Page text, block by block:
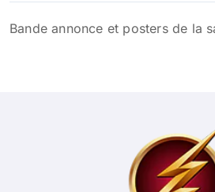
Bande annonce et posters de la